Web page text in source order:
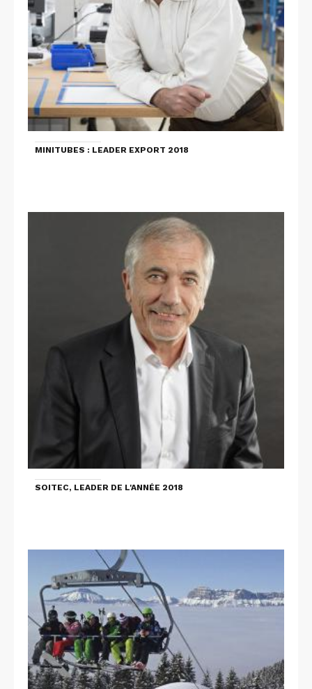
MINITUBES : LEADER EXPORT 2018
SOITEC, LEADER DE L'ANNÉE 2018